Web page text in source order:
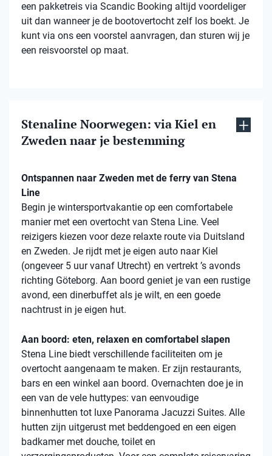
een pakketreis via Scandic Booking altijd voordeliger
uit dan wanneer je de bootovertocht zelf los boekt. Je
kunt via ons een voorstel aanvragen, dan sturen wij je
een reisvoorstel op maat.
Stenaline Noorwegen: via Kiel en
Zweden naar je bestemming
Ontspannen naar Zweden met de ferry van Stena
Line
Begin je wintersportvakantie op een comfortabele
manier met een overtocht van Stena Line. Veel
reizigers kiezen voor deze relaxte route via Duitsland
en Zweden. Je rijdt met je eigen auto naar Kiel
(ongeveer 5 uur vanaf Utrecht) en vertrekt ’s avonds
richting Göteborg. Aan boord geniet je van een rustige
avond, een dinerbuffet als je wilt, en een goede
nachtrust in je eigen hut.
Aan boord: eten, relaxen en comfortabel slapen
Stena Line biedt verschillende faciliteiten om je
overtocht aangenaam te maken. Er zijn restaurants,
bars en een winkel aan boord. Overnachten doe je in
een van de vele huttypes: van eenvoudige
binnenhutten tot luxe Panorama Jacuzzi Suites. Alle
hutten zijn uitgerust met beddengoed en een eigen
badkamer met douche, toilet en